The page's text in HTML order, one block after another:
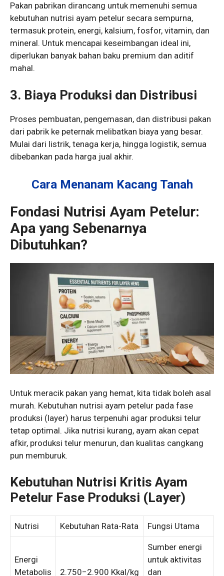
Pakan pabrikan dirancang untuk memenuhi semua
kebutuhan nutrisi ayam petelur secara sempurna,
termasuk protein, energi, kalsium, fosfor, vitamin, dan
mineral. Untuk mencapai keseimbangan ideal ini,
diperlukan banyak bahan baku premium dan aditif
mahal.
3. Biaya Produksi dan Distribusi
Proses pembuatan, pengemasan, dan distribusi pakan
dari pabrik ke peternak melibatkan biaya yang besar.
Mulai dari listrik, tenaga kerja, hingga logistik, semua
dibebankan pada harga jual akhir.
Cara Menanam Kacang Tanah
Fondasi Nutrisi Ayam Petelur:
Apa yang Sebenarnya
Dibutuhkan?
Untuk meracik pakan yang hemat, kita tidak boleh asal
murah. Kebutuhan nutrisi ayam petelur pada fase
produksi (layer) harus terpenuhi agar produksi telur
tetap optimal. Jika nutrisi kurang, ayam akan cepat
afkir, produksi telur menurun, dan kualitas cangkang
pun memburuk.
Kebutuhan Nutrisi Kritis Ayam
Petelur Fase Produksi (Layer)
Nutrisi Kebutuhan Rata-Rata Fungsi Utama
Energi
Metabolis
2.750−2.900 Kkal/kg
Sumber energi
untuk aktivitas
dan